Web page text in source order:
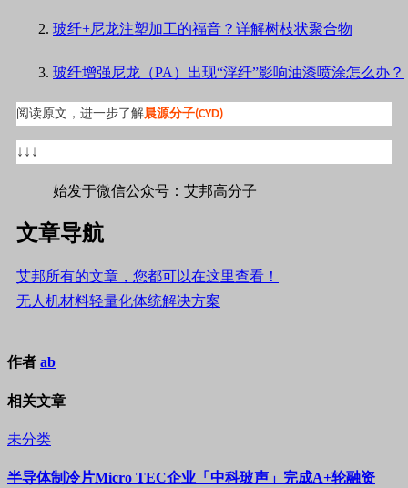
玻纤+尼龙注塑加工的福音？详解树枝状聚合物
玻纤增强尼龙（PA）出现“浮纤”影响油漆喷涂怎么办？
阅读原文，进一步了解晨源分子(CYD)
↓↓↓
始发于微信公众号：艾邦高分子
文章导航
艾邦所有的文章，您都可以在这里查看！
无人机材料轻量化体统解决方案
作者 ab
相关文章
未分类
半导体制冷片Micro TEC企业「中科玻声」完成A+轮融资